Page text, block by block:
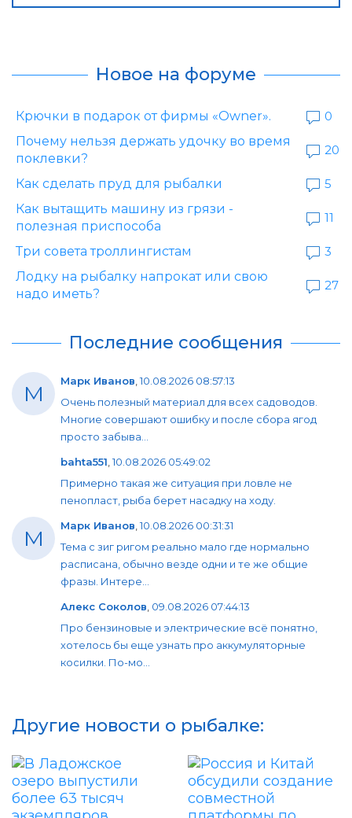
Новое на форуме
Крючки в подарок от фирмы «Owner».
0
Почему нельзя держать удочку во время
поклевки?
20
Как сделать пруд для рыбалки
5
Как вытащить машину из грязи -
полезная приспособа
11
Три совета троллингистам
3
Лодку на рыбалку напрокат или свою
надо иметь?
27
Последние сообщения
М Марк Иванов,10.08.2026 08:57:13
Очень полезный материал для всех садоводов.
Многие совершают ошибку и после сбора ягод
просто забыва...
bahta551,10.08.2026 05:49:02
Примерно такая же ситуация при ловле не
пенопласт, рыба берет насадку на ходу.
М Марк Иванов,10.08.2026 00:31:31
Тема с зиг ригом реально мало где нормально
расписана, обычно везде одни и те же общие
фразы. Интере...
Алекс Соколов, 09.08.2026 07:44:13
Про бензиновые и электрические всё понятно,
хотелось бы еще узнать про аккумуляторные
косилки. По-мо...
Другие новости о рыбалке: